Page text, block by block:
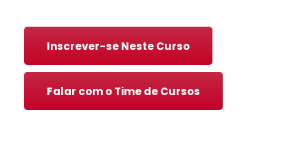
Inscrever-se Neste Curso
Falar com o Time de Cursos